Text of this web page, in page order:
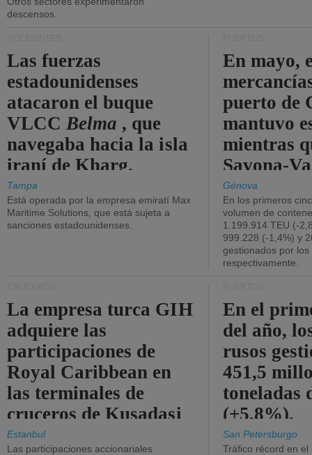
descensos.
Las fuerzas
estadounidenses
atacaron el buque
VLCCBelma , que
navegaba hacia la isla
iraní de Kharg.
Tampa
Está operada por la empresa emiratí Max
Maritime Solutions, que está sujeta a
sanciones estadounidenses.
En mayo,
puerto de
mantuvo
mientras
Savona-
Génova
En los primeros
volumen de
1.199.914 TEU (-
999.228 (-1,4%) y
gestionados por
respectivamente.
La empresa turca GIH
adquiere las
participaciones de
Royal Caribbean en
las terminales de
cruceros de Kusadasi
y Lisboa.
Estanbul
Las participaciones accionariales
En el
del año,
rusos
451,5
toneladas
(+5,8%).
San Petersburgo
Tráfico récord en